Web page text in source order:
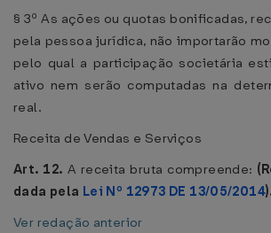
§ 3º As ações ou quotas bonificadas,
pela pessoa jurídica, não importarão
pelo qual a participação societária
ativo nem serão computadas na
real.
Receita de Vendas e Serviços
Art. 12. A receita bruta compreende:
dada pela Lei Nº 12973 DE 13/05/2014
Ver redação anterior